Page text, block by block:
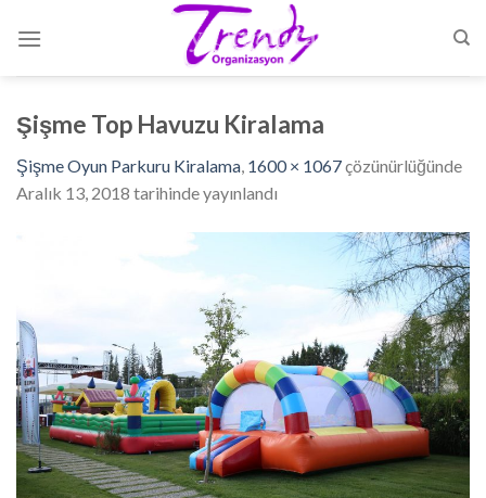
Şişme Top Havuzu Kiralama
Şişme Oyun Parkuru Kiralama, 1600 × 1067çözünürlüğünde
Aralık 13, 2018 tarihinde yayınlandı